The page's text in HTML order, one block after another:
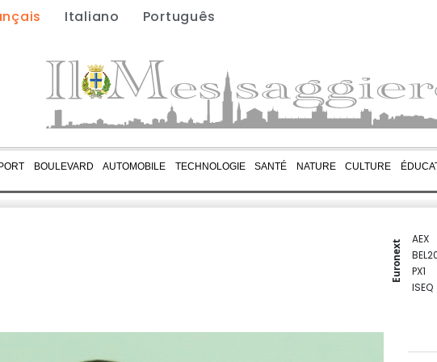
Italiano Português
BOULEVARD AUTOMOBILE TECHNOLOGIE SANTÉ NATURE CULTURE
Euronext
AEX
PX1
ISEQ